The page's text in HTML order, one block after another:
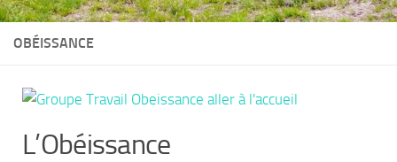
OBÉISSANCE
L’Obéissance